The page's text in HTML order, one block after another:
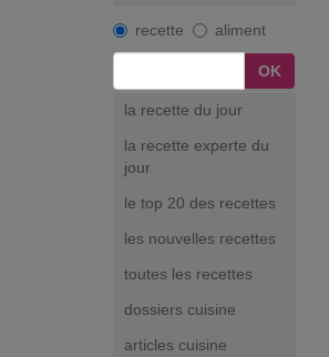
recette aliment
la recette du jour
la recette experte du
jour
le top 20 des recettes
les nouvelles recettes
toutes les recettes
dossiers cuisine
articles cuisine